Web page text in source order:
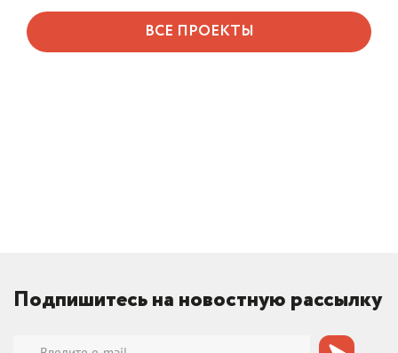
ВСЕ ПРОЕКТЫ
Подпишитесь на новостную рассылку